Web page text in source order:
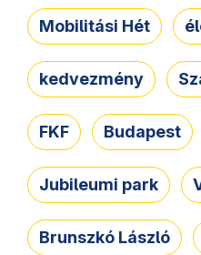
Mobilitási Hét
kedvezmény
FKF Budapest
Jubileumi park
Brunszkó László